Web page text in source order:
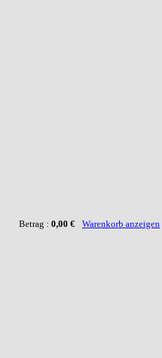
Betrag : 0,00 € Warenkorb anzeigen